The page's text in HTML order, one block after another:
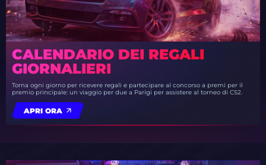
CALENDARIO DEI REGALI
GIORNALIERI
Torna ogni giorno per ricevere regali e partecipare al concorso a premi per il
premio principale: un viaggio per due a Parigi per assistere al torneo di CS2.
APRI ORA